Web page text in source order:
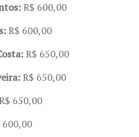
R$ 600,00
R$ 600,00
R$ 650,00
R$ 650,00
650,00